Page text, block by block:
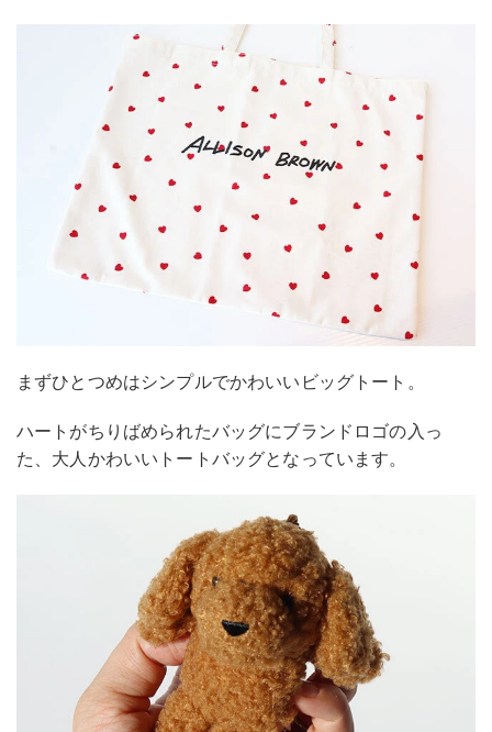
まずひとつめはシンプルでかわいいビッグトート。
ハートがちりばめられたバッグにブランドロゴの入っ
た、大人かわいいトートバッグとなっています。